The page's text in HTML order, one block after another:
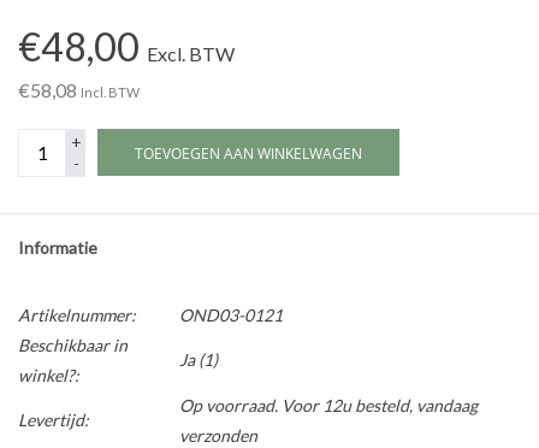
€48,00 Excl. BTW
€58,08 Incl. BTW
+
-
TOEVOEGEN AAN WINKELWAGEN
Informatie
Artikelnummer:
OND03-0121
Beschikbaar in
winkel?:
Ja(1)
Levertijd:
Op voorraad. Voor 12u besteld, vandaag
verzonden